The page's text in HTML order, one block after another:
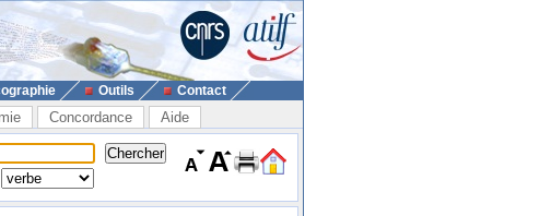
Outils Contact
Concordance Aide